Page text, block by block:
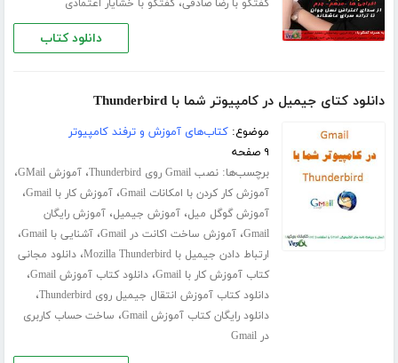
گفتگو با رضا صادقی،گفتگو با خشایار اعتمادی
دانلود کتاب
دانلود کتای جیمیل در کامپیوتر شما با Thunderbird
موضوع:کتاب‌های آموزش و ترفند کامپیوتر
۹ صفحه
برچسب‌ها:نصب Gmail روی Thunderbird ،آموزش GMail ،
آموزش کار کردن با امکانات Gmail ،آموزش کار با Gmail ،
آموزش گوگل میل،آموزش جیمیل،آموزش رایگان
Gmail،آموزش ساخت اکانت در Gmail ،آشنایی با Gmail ،
ارتباط دادن جیمیل با Mozilla Thunderbird ،دانلود مجانی
کتاب آموزش کار با Gmail
،دانلود کتاب آموزش Gmail ،
دانلود کتاب آموزش انتقال جیمیل روی Thunderbird ،
دانلود رایگان کتاب آموزش Gmail ، ساخت حساب کاربری
در Gmail